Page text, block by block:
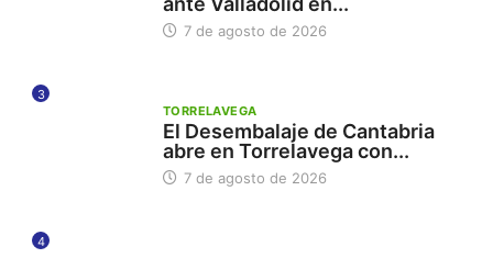
7 de agosto de 2026
3
TORRELAVEGA
El Desembalaje de Cantabria
abre en Torrelavega con...
7 de agosto de 2026
4